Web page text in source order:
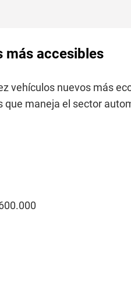
más accesibles
vehículos nuevos más
que maneja el sector